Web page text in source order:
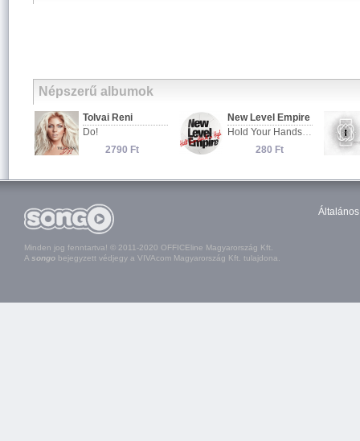
Népszerű albumok
Minden jog fenntartva! © 2011-2020 OFFICEline Magyarország Kft.
A songo bejegyzett védjegy a VIVAcom Magyarország Kft. tulajdona.